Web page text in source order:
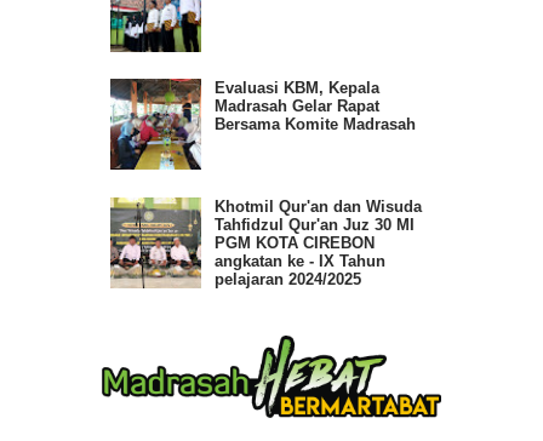
Evaluasi KBM, Kepala
Madrasah Gelar Rapat
Bersama Komite Madrasah
Khotmil Qur'an dan Wisuda
Tahfidzul Qur'an Juz 30 MI
PGM KOTA CIREBON
angkatan ke - IX Tahun
pelajaran 2024/2025